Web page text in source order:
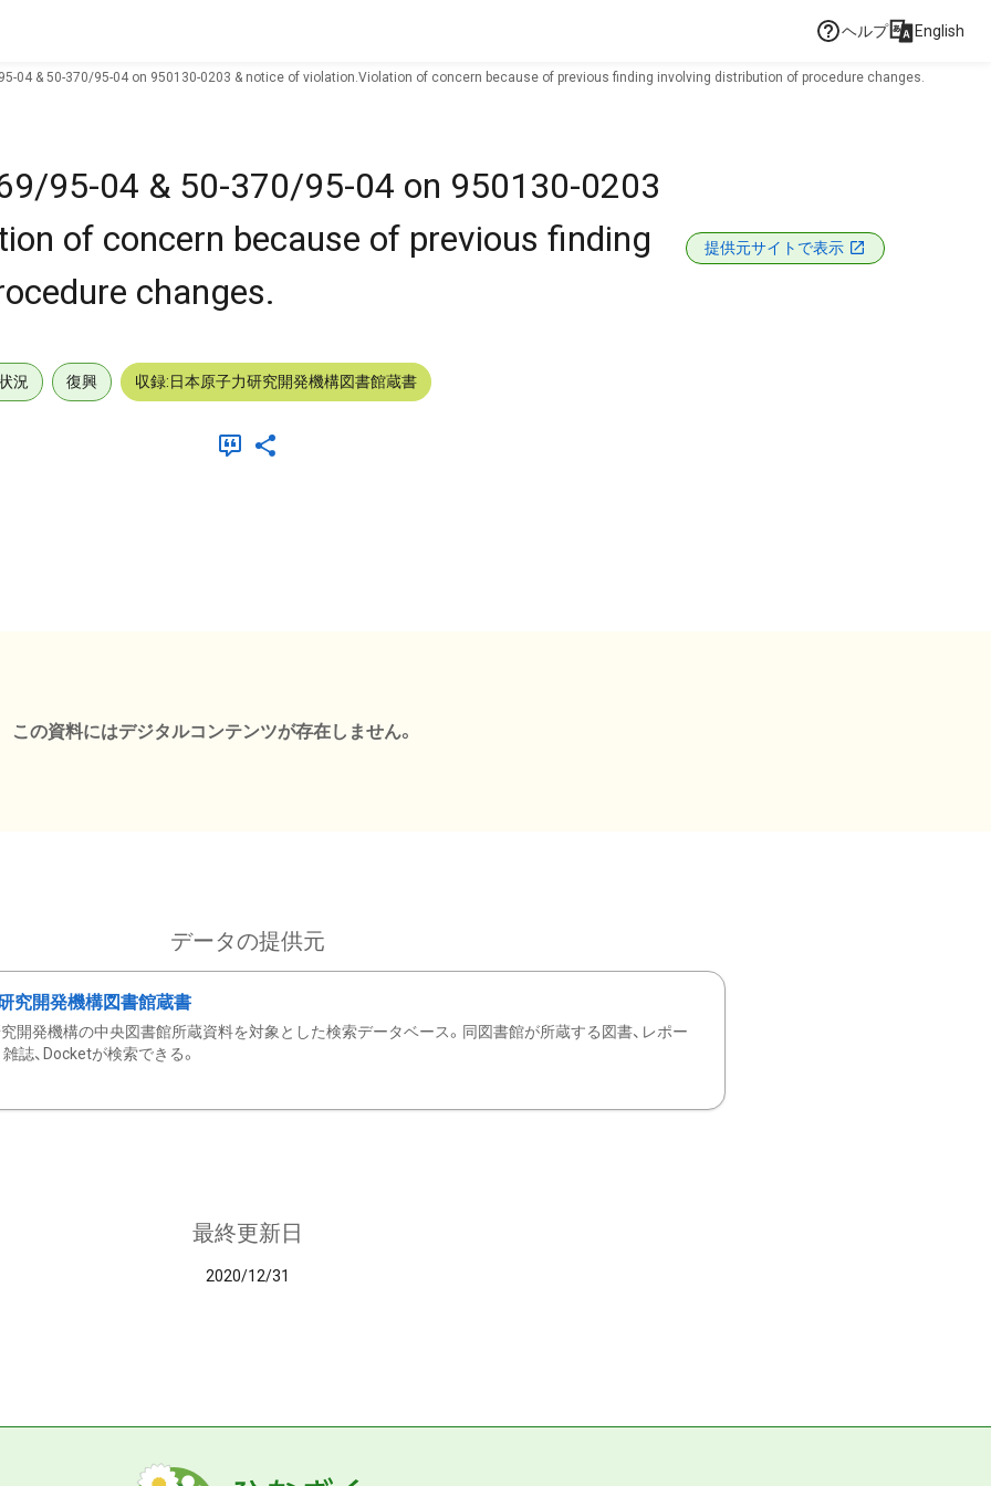
ヘルプ English
04 & 50-370/95-04 on 950130-0203 & notice of violation.Violation of concern because of previous finding involving distribution of procedure changes.
95-04 & 50-370/95-04 on 950130-0203
of concern because of previous finding
changes.
提供元サイトで表示
況 復興 収録:日本原子力研究開発機構図書館蔵書
この資料にはデジタルコンテンツが存在しません。
データの提供元
究開発機構図書館蔵書
開発機構の中央図書館所蔵資料を対象とした検索データベース。同図書館が所蔵する図書、レポー
雑誌、Docketが検索できる。
最終更新日
2020/12/31